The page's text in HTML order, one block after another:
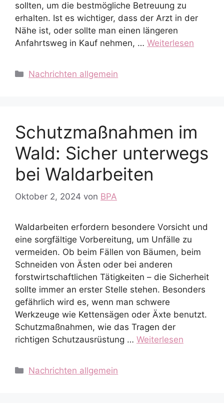
sollten, um die bestmögliche Betreuung zu
erhalten. Ist es wichtiger, dass der Arzt in der
Nähe ist, oder sollte man einen längeren
Anfahrtsweg in Kauf nehmen, … Weiterlesen
Kategorien
Nachrichten allgemein
Schutzmaßnahmen im
Wald: Sicher unterwegs
bei Waldarbeiten
Oktober 2, 2024 von BPA
Waldarbeiten erfordern besondere Vorsicht und
eine sorgfältige Vorbereitung, um Unfälle zu
vermeiden. Ob beim Fällen von Bäumen, beim
Schneiden von Ästen oder bei anderen
forstwirtschaftlichen Tätigkeiten – die Sicherheit
sollte immer an erster Stelle stehen. Besonders
gefährlich wird es, wenn man schwere
Werkzeuge wie Kettensägen oder Äxte benutzt.
Schutzmaßnahmen, wie das Tragen der
richtigen Schutzausrüstung … Weiterlesen
Kategorien
Nachrichten allgemein